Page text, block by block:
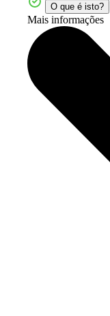
O que é isto?
Mais informações